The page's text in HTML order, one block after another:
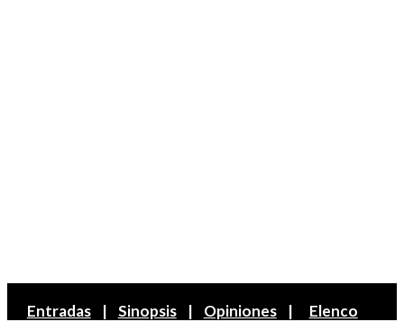
Entradas| Sinopsis| Opiniones| Elenco